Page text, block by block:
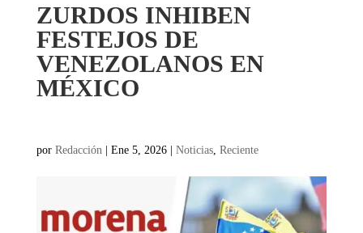
ZURDOS INHIBEN
FESTEJOS DE
VENEZOLANOS EN
MÉXICO
por Redacción | Ene 5, 2026| Noticias, Reciente